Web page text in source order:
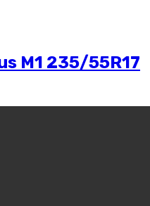
M1 235/55R17